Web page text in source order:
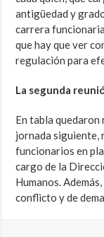
antigüedad y
carrera
que hay que ver
regulación para
La segunda
En tabla
jornada siguiente,
funcionarios en
cargo de la
Humanos.
conflicto y de